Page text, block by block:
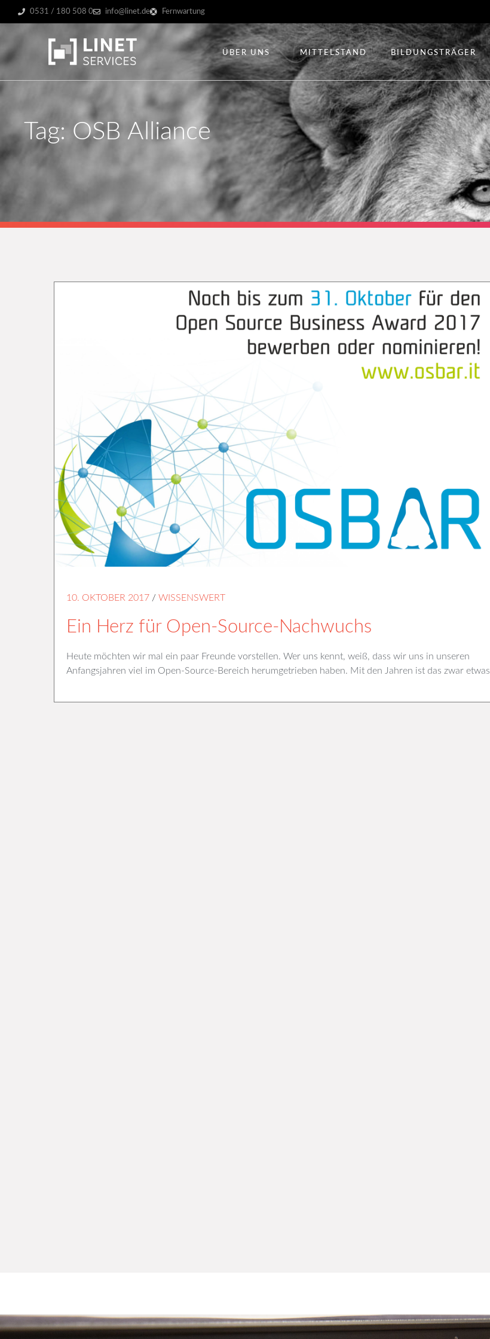
0531 / 180 508 0 info@linet.de Fernwartung
ÜBER UNS MITTELSTAND BILDUNGSTRÄGER
Tag: OSB Alliance
10. OKTOBER 2017 / WISSENSWERT
Ein Herz für Open-Source-Nachwuchs
Heute möchten wir mal ein paar Freunde vorstellen. Wer uns kennt, weiß, dass wir uns in unseren
Anfangsjahren viel im Open-Source-Bereich herumgetrieben haben. Mit den Jahren ist das zwar etwas